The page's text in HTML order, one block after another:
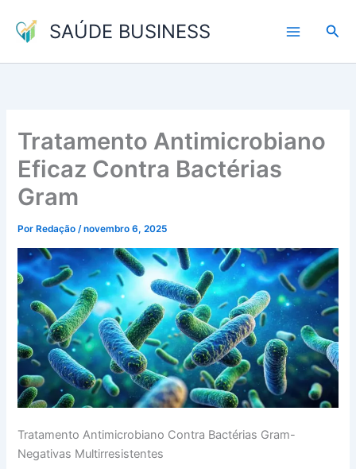
para
conteúdo
SAÚDE BUSINESS
Tratamento Antimicrobiano
Eficaz Contra Bactérias
Gram
Por Redação/novembro 6, 2025
Tratamento Antimicrobiano Contra Bactérias Gram-
Negativas Multirresistentes